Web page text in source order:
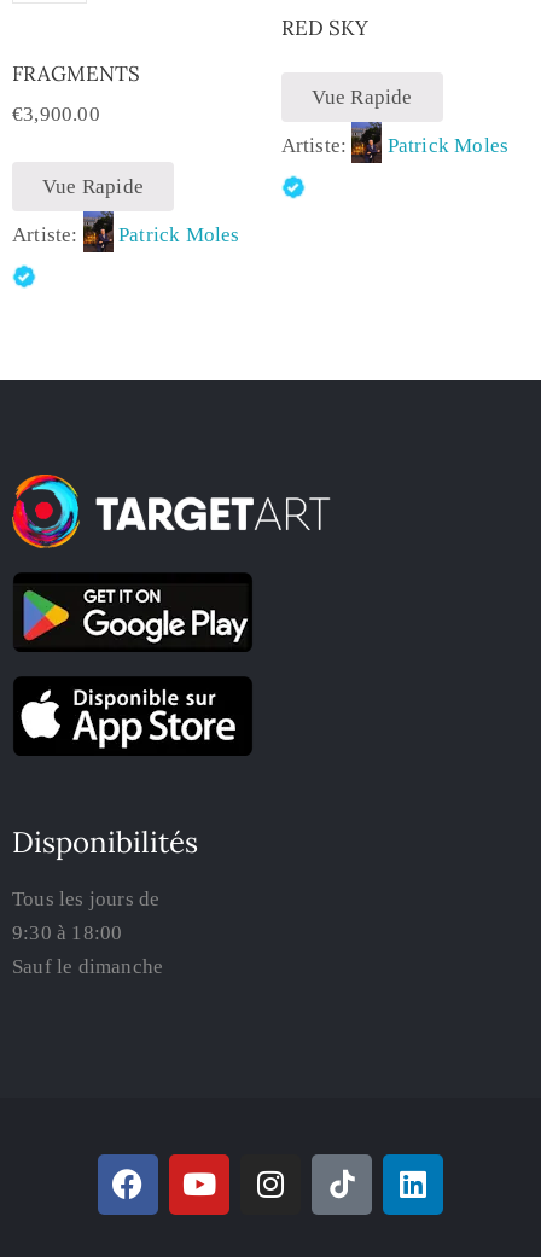
FRAGMENTS
€3,900.00
Vue Rapide
Artiste: Patrick Moles
RED SKY
Vue Rapide
Artiste: Patrick Moles
Disponibilités
Tous les jours de
9:30 à 18:00
Sauf le dimanche